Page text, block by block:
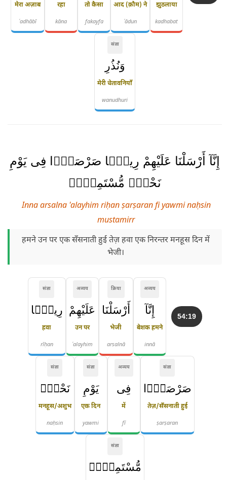
झुठलाया
kadhabat
आद (क़ौम) ने
ʿādun
तो कैसा
fakayfa
रहा
kāna
मेरा अज़ाब
ʿadhābī
संज्ञा
وَنُذُرِ
मेरी चेतावनियाँ
wanudhuri
إِنَّآ أَرْسَلْنَا عَلَيْهِمْ رِيحًۭا صَرْصَرًۭا فِى يَوْمِ
نَحْسٍۢ مُّسْتَمِرٍّۢ
Inna arsalna 'alayhim riḥan ṣarṣaran fi yawmi naḥsin
mustamirr
हमने उन पर एक सँसनाती हुई तेज़ हवा एक निरन्तर मनहूस दिन में
भेजी।
54:19
अव्यय
إِنَّآ
बेशक हमने
innā
क्रिया
أَرْسَلْنَا
भेजी
arsalnā
अव्यय
عَلَيْهِمْ
उन पर
ʿalayhim
संज्ञा
رِيحًۭا
हवा
rīḥan
संज्ञा
صَرْصَرًۭا
तेज़/सँसनाती हुई
ṣarṣaran
अव्यय
فِى
में
fī
संज्ञा
يَوْمِ
एक दिन
yawmi
संज्ञा
نَحْسٍۢ
मनहूस/अशुभ
naḥsin
संज्ञा
مُّسْتَمِرٍّۢ